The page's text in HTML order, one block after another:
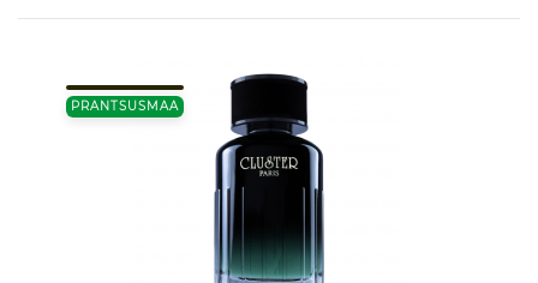
PRANTSUSMAA